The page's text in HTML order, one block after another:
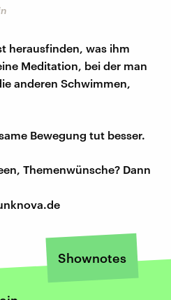
herausfinden, was ihm
Meditation, bei der man
anderen Schwimmen,
Bewegung tut besser.
Themenwünsche? Dann
Shownotes